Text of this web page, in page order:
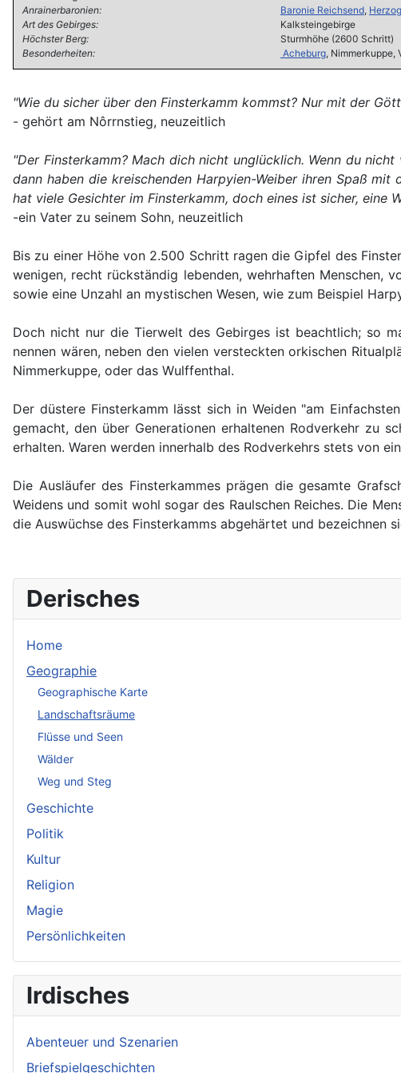
Derisches
Home
Geographie
Geographische Karte
Landschaftsräume
Flüsse und Seen
Wälder
Weg und Steg
Geschichte
Politik
Kultur
Religion
Magie
Persönlichkeiten
Irdisches
Abenteuer und Szenarien
Briefspielgeschichten
Anrainerbaronien:
Baronie Reichsend,
Art des Gebirges:
Kalksteingebirge
Höchster Berg:
Sturmhöhe (2600 Schritt)
Besonderheiten:
Acheburg,
"Wie du sicher über den Finsterkamm kommst? Nur mit der
- gehört am Nôrrnstieg, neuzeitlich
"Der Finsterkamm? Mach dich nicht unglücklich. Wenn du
dann haben die kreischenden Harpyien-Weiber ihren Spaß
hat viele Gesichter im Finsterkamm, doch eines ist sicher,
-ein Vater zu seinem Sohn, neuzeitlich
Bis zu einer Höhe von 2.500 Schritt ragen die Gipfel des
wenigen, recht rückständig lebenden, wehrhaften Menschen,
sowie eine Unzahl an mystischen Wesen, wie zum Beispiel
Doch nicht nur die Tierwelt des Gebirges ist beachtlich; so
nennen wären, neben den vielen versteckten orkischen
Nimmerkuppe, oder das Wulffenthal.
Der düstere Finsterkamm lässt sich in Weiden "am
gemacht, den über Generationen erhaltenen Rodverkehr zu
erhalten. Waren werden innerhalb des Rodverkehrs stets von
Die Ausläufer des Finsterkammes prägen die gesamte
Weidens und somit wohl sogar des Raulschen Reiches. Die
die Auswüchse des Finsterkamms abgehärtet und bezeichnen